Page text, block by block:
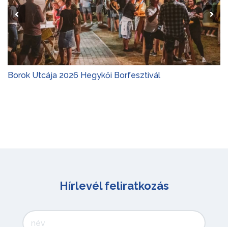
Gombócfesztivál Bakonynána 2026
Hírlevél feliratkozás